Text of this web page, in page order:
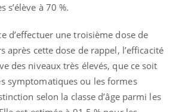
s’élève à 70 %.
d’effectuer une troisième dose de
après cette dose de rappel, l’efficacité
des niveaux très élevés, que ce soit
symptomatiques ou les formes
selon la classe d’âge parmi les